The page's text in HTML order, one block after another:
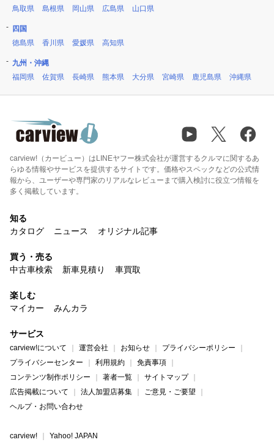
鳥取県
島根県 岡山県 広島県 山口県
四国
徳島県
香川県 愛媛県 高知県
九州・沖縄
福岡県
佐賀県 長崎県 熊本県 大分県 宮崎県 鹿児島県 沖縄県
carview!（カービュー）はLINEヤフー株式会社が運営するクルマに関するあ
らゆる情報やサービスを提供するサイトです。価格やスペックなどの公式情
報から、ユーザーや専門家のリアルなレビューまで購入検討に役立つ情報を
多く掲載しています。
知る
カタログ
ニュース オリジナル記事
買う・売る
中古車検索
新車見積り 車買取
楽しむ
マイカー
みんカラ
サービス
carview!について 運営会社 お知らせ
プライバシーポリシー
プライバシーセンター
利用規約
免責事項
コンテンツ制作ポリシー
著者一覧
サイトマップ
広告掲載について
法人加盟店募集
ご意見・ご要望
ヘルプ・お問い合わせ
carview! Yahoo! JAPAN